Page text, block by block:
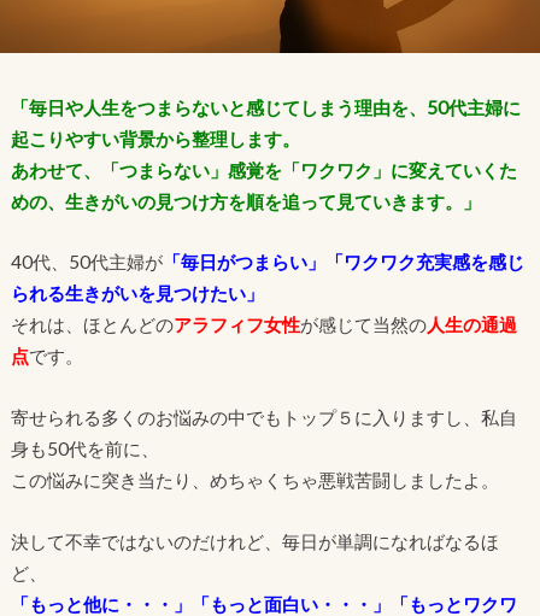
「毎日や人生をつまらないと感じてしまう理由を、50代主婦に
起こりやすい背景から整理します。
あわせて、「つまらない」感覚を「ワクワク」に変えていくた
めの、生きがいの見つけ方を順を追って見ていきます。」
40代、50代主婦が「毎日がつまらい」「ワクワク充実感を感じ
られる生きがいを見つけたい」
それは、ほとんどのアラフィフ女性が感じて当然の人生の通過
点です。
寄せられる多くのお悩みの中でもトップ５に入りますし、私自
身も50代を前に、
この悩みに突き当たり、めちゃくちゃ悪戦苦闘しましたよ。
決して不幸ではないのだけれど、毎日が単調になればなるほ
ど、
「もっと他に・・・」「もっと面白い・・・」「もっとワクワ